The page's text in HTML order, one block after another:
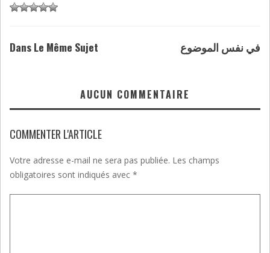
Dans Le Même Sujet في نفس الموضوع
AUCUN COMMENTAIRE
COMMENTER L'ARTICLE
Votre adresse e-mail ne sera pas publiée. Les champs
obligatoires sont indiqués avec *